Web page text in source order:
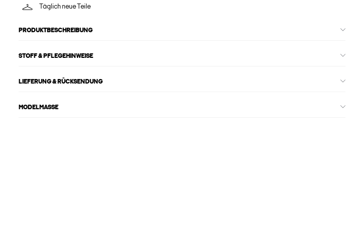
Täglich neue Teile
PRODUKTBESCHREIBUNG
STOFF & PFLEGEHINWEISE
LIEFERUNG & RÜCKSENDUNG
MODELMASSE